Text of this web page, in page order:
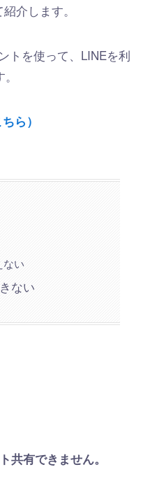
介します。
トを使って、LINEを利
ら）
い
ない
共有できません。